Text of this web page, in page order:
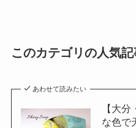
このカテゴリの人気記
あわせて読みたい
【大
な色で